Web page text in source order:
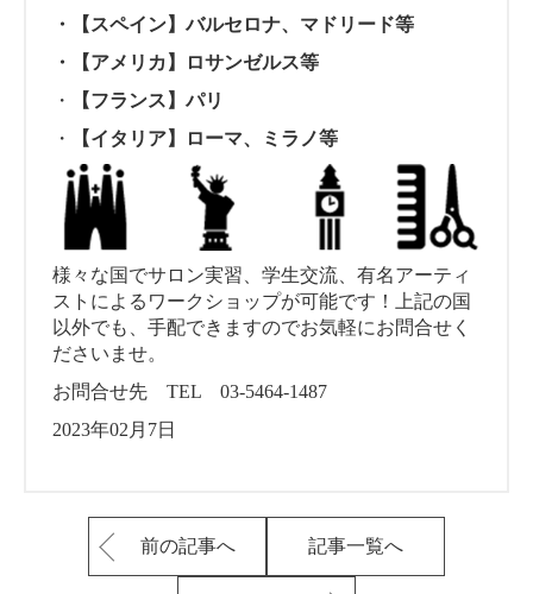
・【スペイン】バルセロナ、マドリード等
・【アメリカ】ロサンゼルス等
・
【フランス】パリ
・
【イタリア】ローマ、ミラノ等
様々な国でサロン実習、学生交流、有名アーティ
ストによるワークショップが可能です！上記の国
以外でも、手配できますのでお気軽にお問合せく
ださいませ。
お問合せ先 TEL 03-5464-1487
2023年02月7日
前の記事へ 記事一覧へ